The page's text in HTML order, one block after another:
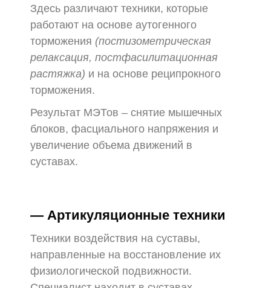
Здесь различают техники, которые
работают на основе аутогенного
торможения (постизометрическая
релаксация, постфасилитационная
растяжка) и на основе реципрокного
торможения.
Результат МЭТов – снятие мышечных
блоков, фасциального напряжения и
увеличение объема движений в
суставах.
— Артикуляционные техники
Техники воздействия на суставы,
направленные на восстановление их
физиологической подвижности.